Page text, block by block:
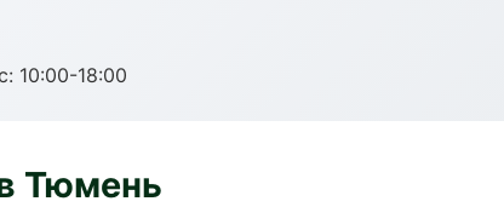
10:00-18:00
Тюмень